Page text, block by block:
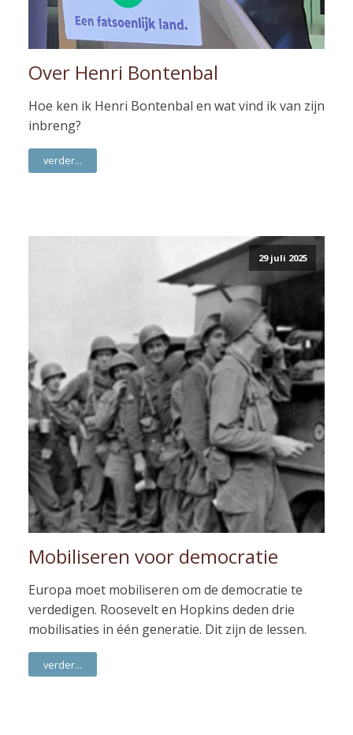
Over Henri Bontenbal
Hoe ken ik Henri Bontenbal en wat vind ik van zijn
inbreng?
verder...
29 juli 2025
Mobiliseren voor democratie
Europa moet mobiliseren om de democratie te
verdedigen. Roosevelt en Hopkins deden drie
mobilisaties in één generatie. Dit zijn de lessen.
verder...